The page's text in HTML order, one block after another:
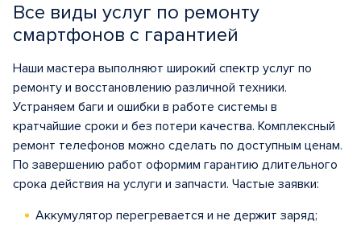
Все виды услуг по ремонту
смартфонов с гарантией
Наши мастера выполняют широкий спектр услуг по
ремонту и восстановлению различной техники.
Устраняем баги и ошибки в работе системы в
кратчайшие сроки и без потери качества. Комплексный
ремонт телефонов можно сделать по доступным ценам.
По завершению работ оформим гарантию длительного
срока действия на услуги и запчасти. Частые заявки:
Аккумулятор перегревается и не держит заряд;